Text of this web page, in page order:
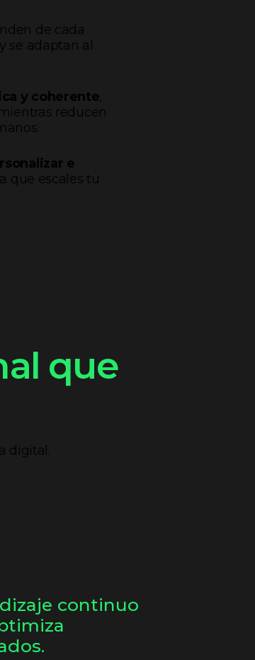
de cada
se adaptan al
y coherente,
reducen
e
que escales tu
que
digital.
continuo
frecuentes,
respuesta y
tareas de